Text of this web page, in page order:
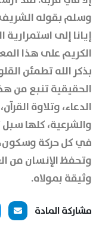
وسلم بقوله الشريف:
إيانا إلى استمرارية
الكريم على هذا
الحقيقية تنبع من
الدعاء، وتلاوة
والشرعية، كلها
في كل حركة وسكون،
وتحفظ الإنسان من
وثيقة بمولاه.
مشاركة المادة